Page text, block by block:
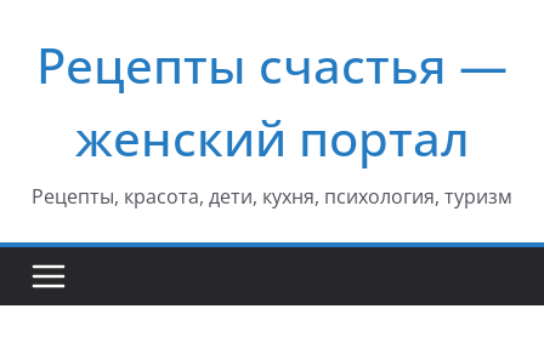
содержимому
Рецепты счастья —
женский портал
Рецепты, красота, дети, кухня, психология, туризм